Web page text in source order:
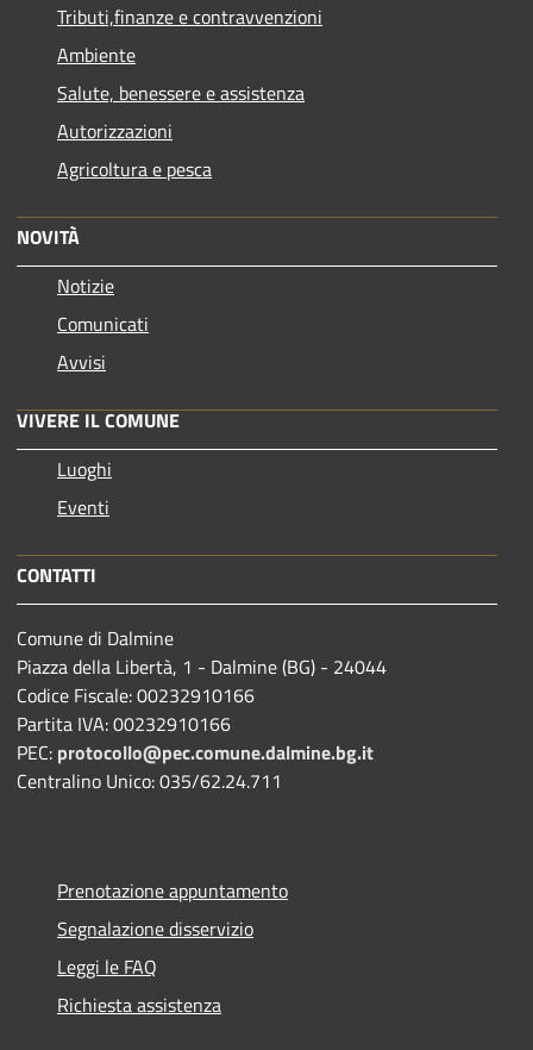
Tributi,finanze e contravvenzioni
Ambiente
Salute, benessere e assistenza
Autorizzazioni
Agricoltura e pesca
NOVITÀ
Notizie
Comunicati
Avvisi
VIVERE IL COMUNE
Luoghi
Eventi
CONTATTI
Comune di Dalmine
Piazza della Libertà, 1 - Dalmine (BG) - 24044
Codice Fiscale: 00232910166
Partita IVA: 00232910166
PEC: protocollo@pec.comune.dalmine.bg.it
Centralino Unico: 035/62.24.711
Prenotazione appuntamento
Segnalazione disservizio
Leggi le FAQ
Richiesta assistenza